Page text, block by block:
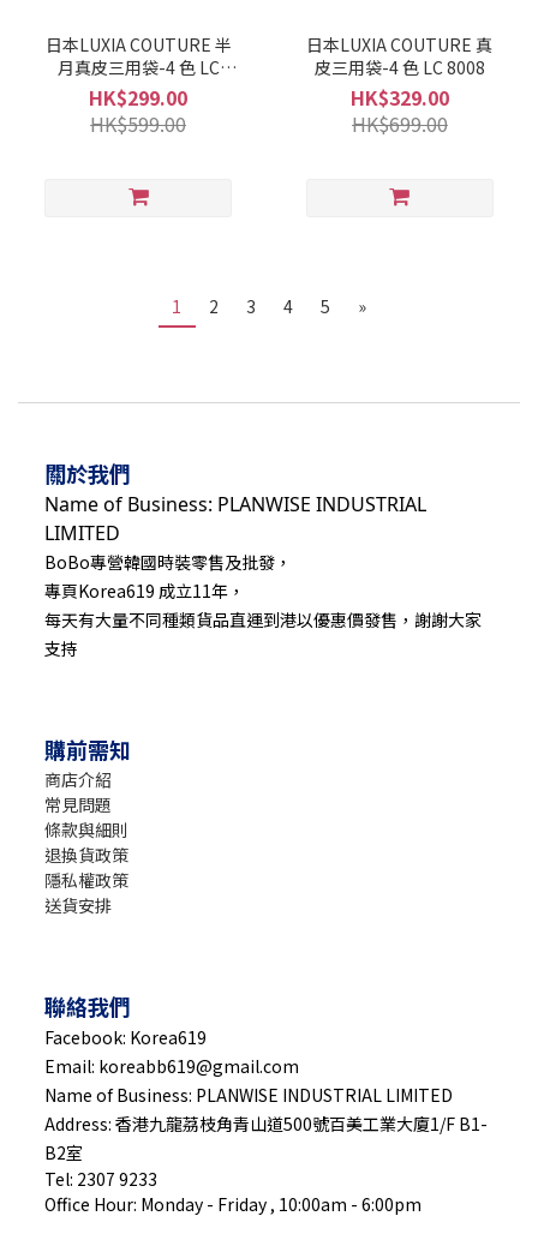
日本LUXIA COUTURE 半
月真皮三用袋-4 色 LC
8009
HK$299.00
HK$599.00
日本LUXIA COUTURE 真
皮三用袋-4 色 LC 8008
HK$329.00
HK$699.00
1 2 3 4 5 »
關於我們
Name of Business: PLANWISE INDUSTRIAL
LIMITED
BoBo專營韓國時裝零售及批發，
專頁Korea619 成立11年，
每天有大量不同種類貨品直運到港以優惠價發售，謝謝大家
支持
購前需知
商店介紹
常見問題
條款與細則
退換貨政策
隱私權政策
送貨安排
聯絡我們
Facebook: Korea619
Email: koreabb619@gmail.com
Name of Business: PLANWISE INDUSTRIAL LIMITED
Address: 香港九龍茘枝角青山道500號百美工業大廈1/F B1-
B2室
Tel: 2307 9233
Office Hour: Monday - Friday , 10:00am - 6:00pm